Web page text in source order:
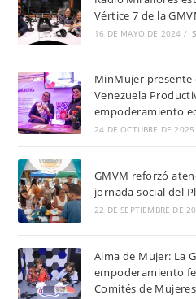
Vértice 7 de la
16 DE MAYO DE 2024 /
MinMujer presente
Venezuela
empoderamiento
24 DE OCTUBRE DE 2025
GMVM reforzó
jornada social del
22 DE SEPTIEMBRE DE
Alma de Mujer: La
empoderamiento
Comités de Mujeres